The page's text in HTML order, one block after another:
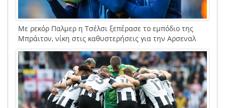
Με ρεκόρ Παλμερ η Τσέλσι ξεπέρασε το εμπόδιο της
Μπράιτον, νίκη στις καθυστερήσεις για την Αρσεναλ